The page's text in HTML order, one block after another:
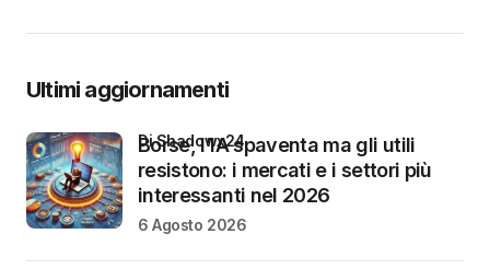
Ultimi aggiornamenti
Borse, l’IA spaventa ma gli utili
resistono: i mercati e i settori più
interessanti nel 2026
di Shadowx24
6 Agosto 2026